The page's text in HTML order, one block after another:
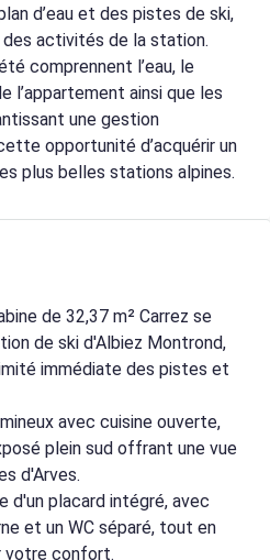
d’eau et des pistes de ski,
activités de la station.
comprennent l’eau, le
l’appartement ainsi que les
une gestion
opportunité d’acquérir un
plus belles stations alpines.
de 32,37 m² Carrez se
de ski d'Albiez Montrond,
immédiate des pistes et
avec cuisine ouverte,
plein sud offrant une vue
d'Arves.
d'un placard intégré, avec
et un WC séparé, tout en
votre confort.